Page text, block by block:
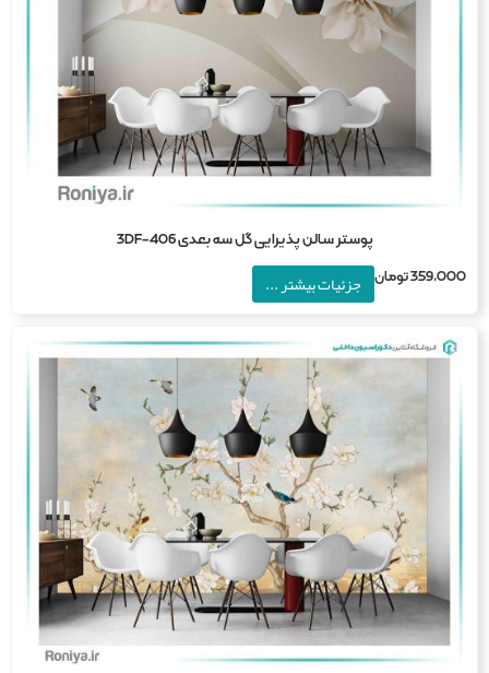
پوستر سالن پذیرایی گل سه بعدی 3DF-406
تومان جزئیات بیشتر ...